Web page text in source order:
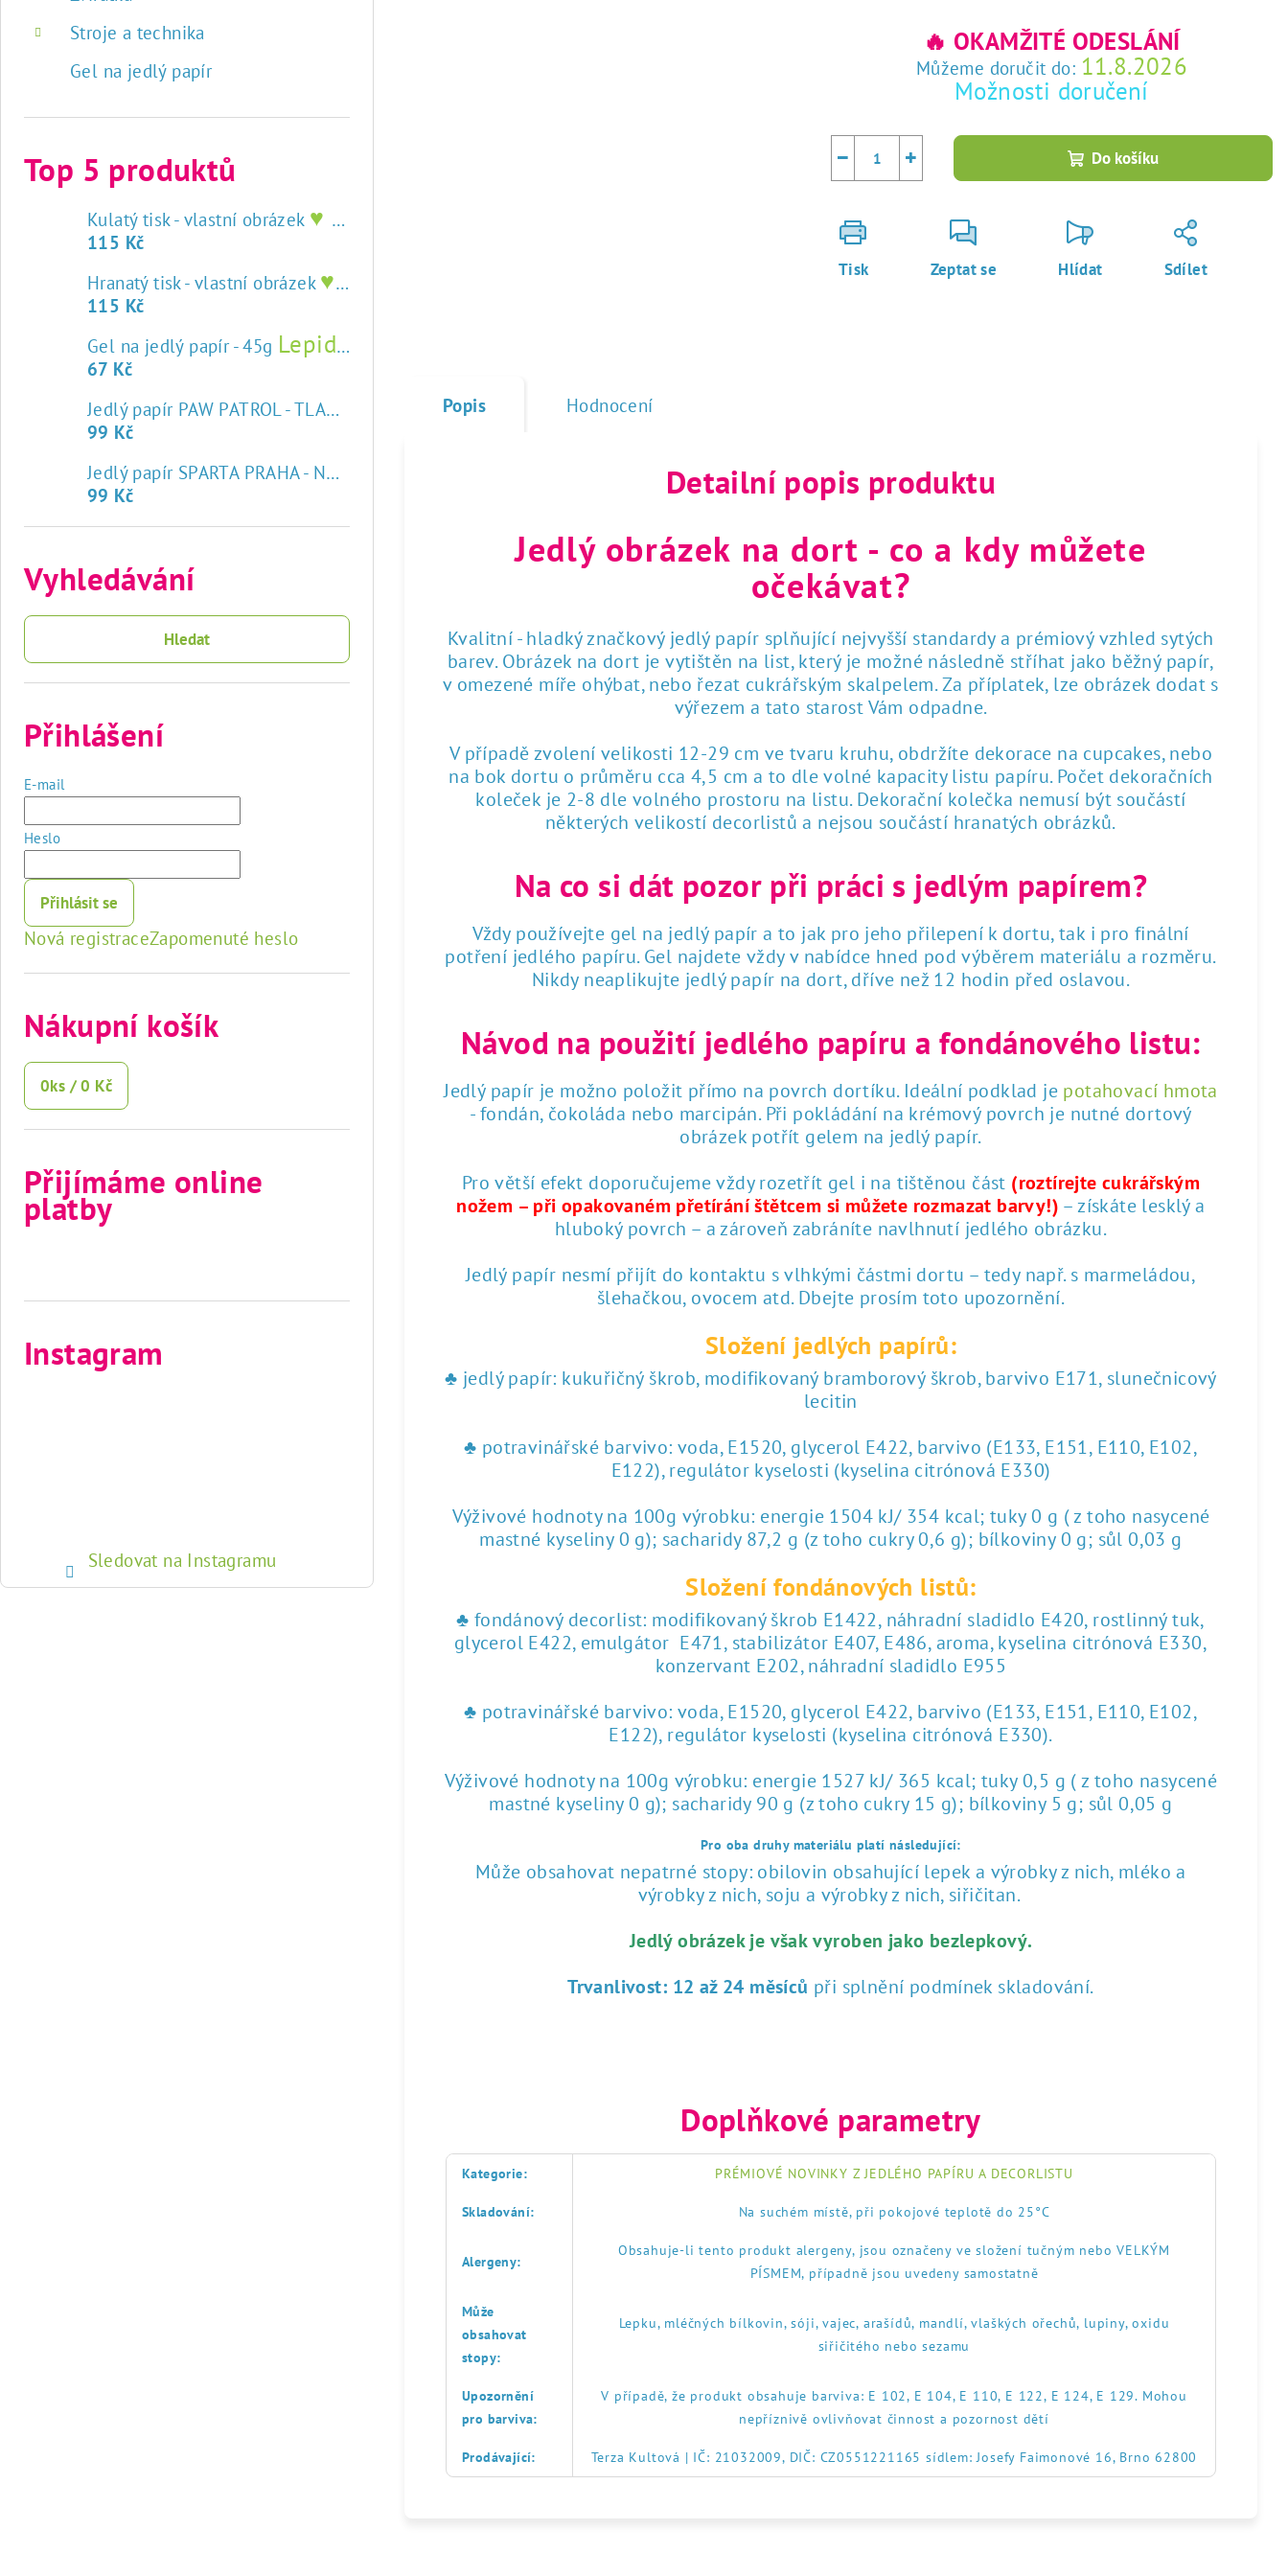
Stroje a technika
Gel na jedlý papír
Top 5 produktů
Kulatý tisk - vlastní obrázek ♥ tisk na jedlý papír
115 Kč
Hranatý tisk - vlastní obrázek ♥ tisk na jedlý papír
115 Kč
Gel na jedlý papír - 45g Lepidlo na jedlý papír
67 Kč
Jedlý papír PAW PATROL - TLAPKOVÁ PATROLA
♥ tisk na jedlý papír
99 Kč
Jedlý papír SPARTA PRAHA - NOVÝ ZNAK
99 Kč
Vyhledávání
Hledat
Přihlášení
E-mail
Heslo
Přihlásit se
Nová registraceZapomenuté heslo
Nákupní košík
0ks /0 Kč
Přijímáme online
platby
Instagram
Sledovat na Instagramu
🔥 OKAMŽITÉ ODESLÁNÍ
Můžeme doručit do: 11.8.2026
Možnosti doručení
+
− Do košíku
Tisk Zeptat se Hlídat Sdílet
Popis Hodnocení
Detailní popis produktu
Jedlý obrázek na dort - co a kdy můžete
očekávat?
Kvalitní - hladký značkový jedlý papír splňující nejvyšší standardy a prémiový vzhled sytých
barev. Obrázek na dort je vytištěn na list, který je možné následně stříhat jako běžný papír,
v omezené míře ohýbat, nebo řezat cukrářským skalpelem. Za příplatek, lze obrázek dodat s
výřezem a tato starost Vám odpadne.
V případě zvolení velikosti 12-29 cm ve tvaru kruhu, obdržíte dekorace na cupcakes, nebo
na bok dortu o průměru cca 4,5 cm a to dle volné kapacity listu papíru. Počet dekoračních
koleček je 2-8 dle volného prostoru na listu. Dekorační kolečka nemusí být součástí
některých velikostí decorlistů a nejsou součástí hranatých obrázků.
Na co si dát pozor při práci s jedlým papírem?
Vždy používejte gel na jedlý papír a to jak pro jeho přilepení k dortu, tak i pro finální
potření jedlého papíru. Gel najdete vždy v nabídce hned pod výběrem materiálu a rozměru.
Nikdy neaplikujte jedlý papír na dort, dříve než 12 hodin před oslavou.
Návod na použití jedlého papíru a fondánového listu:
Jedlý papír je možno položit přímo na povrch dortíku. Ideální podklad je potahovací hmota
- fondán, čokoláda nebo marcipán. Při pokládání na krémový povrch je nutné dortový
obrázek potřít gelem na jedlý papír.
Pro větší efekt doporučujeme vždy rozetřít gel i na tištěnou část (roztírejte cukrářským
nožem – při opakovaném přetírání štětcem si můžete rozmazat barvy!) – získáte lesklý a
hluboký povrch – a zároveň zabráníte navlhnutí jedlého obrázku.
Jedlý papír nesmí přijít do kontaktu s vlhkými částmi dortu – tedy např. s marmeládou,
šlehačkou, ovocem atd. Dbejte prosím toto upozornění.
Složení jedlých papírů:
♣ jedlý papír: kukuřičný škrob, modifikovaný bramborový škrob, barvivo E171, slunečnicový
lecitin
♣ potravinářské barvivo: voda, E1520, glycerol E422, barvivo (E133, E151, E110, E102,
E122), regulátor kyselosti (kyselina citrónová E330)
Výživové hodnoty na 100g výrobku: energie 1504 kJ/ 354 kcal; tuky 0 g ( z toho nasycené
mastné kyseliny 0 g); sacharidy 87,2 g (z toho cukry 0,6 g); bílkoviny 0 g; sůl 0,03 g
Složení fondánových listů:
♣ fondánový decorlist: modifikovaný škrob E1422, náhradní sladidlo E420, rostlinný tuk,
glycerol E422, emulgátor E471, stabilizátor E407, E486, aroma, kyselina citrónová E330,
konzervant E202, náhradní sladidlo E955
♣ potravinářské barvivo: voda, E1520, glycerol E422, barvivo (E133, E151, E110, E102,
E122), regulátor kyselosti (kyselina citrónová E330).
Výživové hodnoty na 100g výrobku: energie 1527 kJ/ 365 kcal; tuky 0,5 g ( z toho nasycené
mastné kyseliny 0 g); sacharidy 90 g (z toho cukry 15 g); bílkoviny 5 g; sůl 0,05 g
Pro oba druhy materiálu platí následující:
Může obsahovat nepatrné stopy: obilovin obsahující lepek a výrobky z nich, mléko a
výrobky z nich, soju a výrobky z nich, siřičitan.
Jedlý obrázek je však vyroben jako bezlepkový.
Trvanlivost: 12 až 24 měsíců při splnění podmínek skladování.
Doplňkové parametry
Kategorie: PRÉMIOVÉ NOVINKY Z JEDLÉHO PAPÍRU A DECORLISTU
Skladování: Na suchém místě, při pokojové teplotě do 25°C
Alergeny:
Obsahuje-li tento produkt alergeny, jsou označeny ve složení tučným nebo VELKÝM
PÍSMEM, případně jsou uvedeny samostatně
Může
obsahovat
stopy:
Lepku, mléčných bílkovin, sóji, vajec, arašídů, mandlí, vlaškých ořechů, lupiny, oxidu
siřičitého nebo sezamu
Upozornění
pro barviva:
V případě, že produkt obsahuje barviva: E 102, E 104, E 110, E 122, E 124, E 129. Mohou
nepříznivě ovlivňovat činnost a pozornost dětí
Prodávající: Terza Kultová | IČ: 21032009, DIČ: CZ0551221165 sídlem: Josefy Faimonové 16, Brno 62800